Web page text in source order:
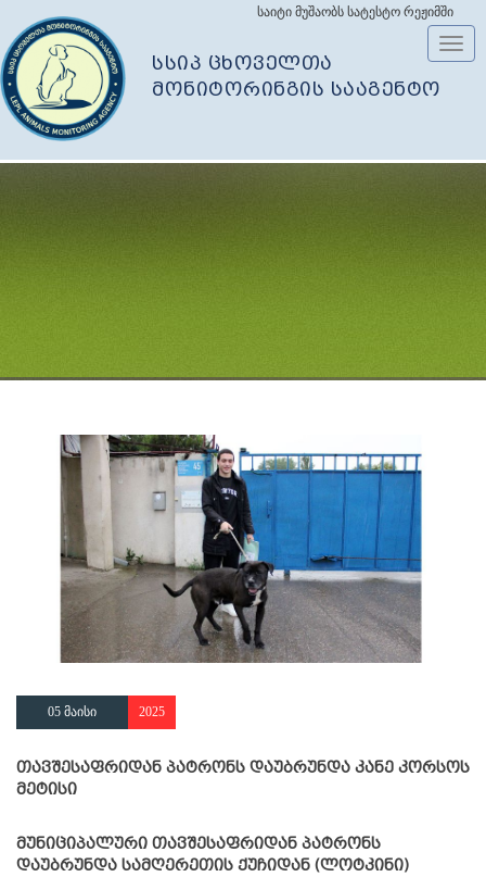
საიტი მუშაობს სატესტო რეჟიმში
სსიპ ცხოველთა
მონიტორინგის სააგენტო
05 მაისი 2025
თავშესაფრიდან პატრონს დაუბრუნდა კანე კორსოს
მეტისი
მუნიციპალური თავშესაფრიდან პატრონს
დაუბრუნდა სამღერეთის ქუჩიდან (ლოტკინი)